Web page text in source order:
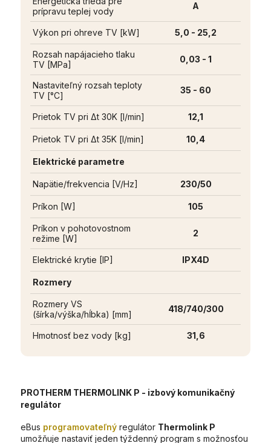
prípravu teplej vody
A
Výkon pri ohreve TV [kW] 5,0 - 25,2
Rozsah napájacieho tlaku
TV [MPa]
0,03 - 1
Nastaviteľný rozsah teploty
TV [°C]
35 - 60
Prietok TV pri Δt 30K [l/min] 12,1
Prietok TV pri Δt 35K [l/min] 10,4
Elektrické parametre
Napätie/frekvencia [V/Hz] 230/50
Príkon [W] 105
Príkon v pohotovostnom
režime [W]
2
Elektrické krytie [IP] IPX4D
Rozmery
Rozmery VS
(šírka/výška/hĺbka) [mm]
418/740/300
Hmotnosť bez vody [kg] 31,6
PROTHERM THERMOLINK P - izbový komunikačný
regulátor
eBus programovateľný regulátor Thermolink P
umožňuje nastaviť jeden týždenný program s možnosťou